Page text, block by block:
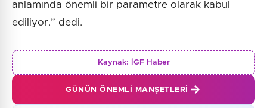
anlamında önemli bir parametre olarak kabul
ediliyor.” dedi.
Kaynak: İGF Haber
GÜNÜN ÖNEMLI MANŞETLERI